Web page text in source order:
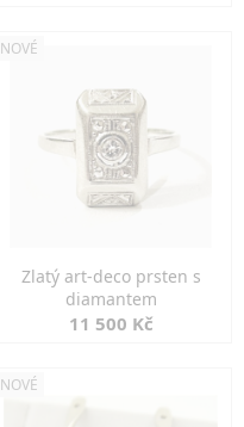
NOVÉ
Zlatý art-deco prsten s
diamantem
11 500 Kč
NOVÉ